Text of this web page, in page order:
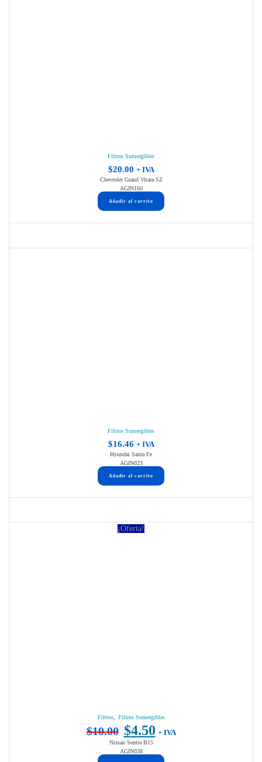
Filtros Sumergibles
$20.00 + IVA
Chevrolet Grand Vitara SZ
AGIN160
Añadir al carrito
Filtros Sumergibles
$16.46 + IVA
Hyundai Santa Fe
AGIN023
Añadir al carrito
¡Oferta!
Filtros, Filtros Sumergibles
$10.00
El
precio
$4.50El
actual
+ IVA
Nissan Sentra B15
AGIN038